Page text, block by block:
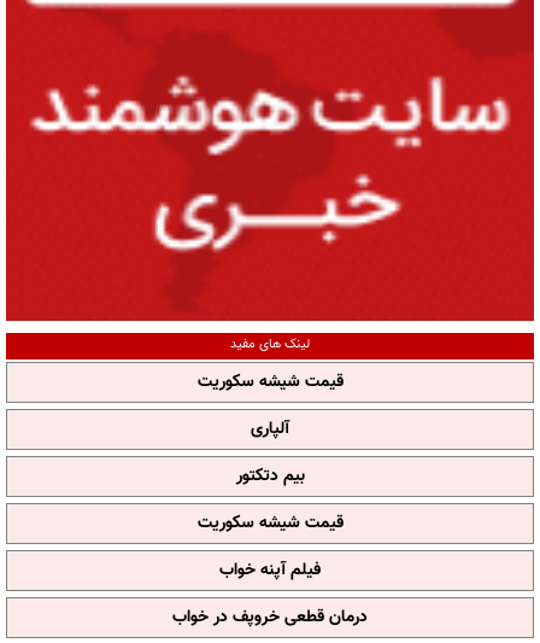
لینک های مفید
قیمت شیشه سکوریت
آلپاری
بیم دتکتور
قیمت شیشه سکوریت
فیلم آپنه خواب
درمان قطعی خروپف در خواب